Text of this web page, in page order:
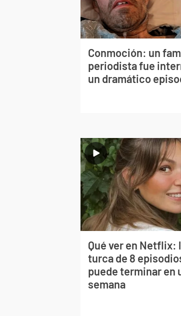
Conmoción: un
periodista fue
un dramático
Qué ver en Netflix:
turca de 8
puede terminar en
semana